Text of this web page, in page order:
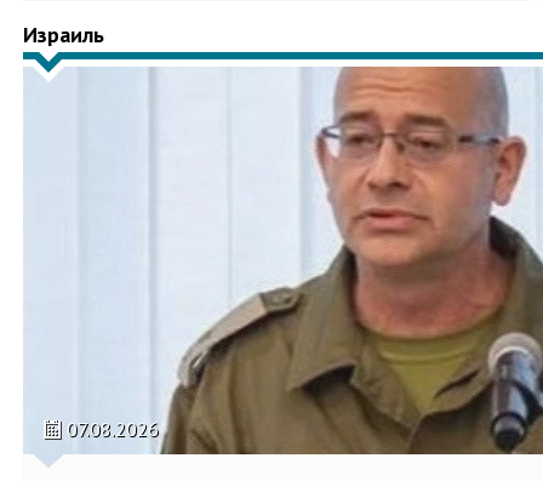
Израиль
07.08.2026